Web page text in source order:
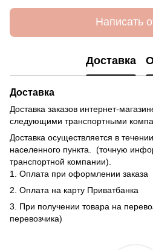
Написать
Доставка
Доставка
Доставка заказов интернет-
следующими транспортными
Доставка осуществляется в
населенного пункта. (точную
транспортной компании).
1. Оплата при оформлении заказа
2. Оплата на карту Приватбанка
3. При получении товара на
перевозчика)